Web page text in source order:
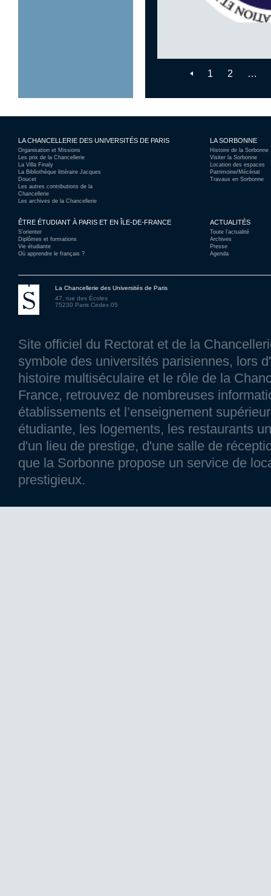
1 2 …
LA CHANCELLERIE DES UNIVERSITÉS DE PARIS
Organisation et Missions
Les prix de la Chancellerie
La Villa Finaly
La Bibliothèque littéraire Jacques
Doucet
Les autres contributions de la
Chancellerie
Les archives de la Chancellerie
LA SORBONNE
Histoire de la Sorbonne
Visiter la Sorbonne
Location des espaces
Patrimoine/Mécénat
Travaux en Sorbonne
ÊTRE ÉTUDIANT À PARIS ET EN ÎLE-DE-FRANCE
S’orienter
Diplômes et formations
Vie étudiante
Où apprendre le français ?
ACTUALITÉS
Toute l’actualité
Archives
Presse
Agenda
La Chancellerie des Universités de Paris
47, rue des Écoles
75230 Paris Cedex 05
Site officiel du Rectorat et de la
symbole des universités parisiennes, lors
histoire multiséculaire et le rôle de la
France, retrouvez de nombreuses
établissements et l’enseignement
étudiante, les logements, les restaurants
d'un lieu de prestige, d'une salle de
que la Sorbonne propose un service de
prestigieux.